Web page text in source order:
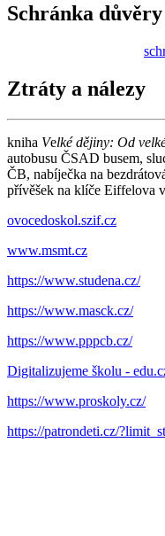
Schránka důvěry
Ztráty a nálezy
kniha Velké dějiny: Od
autobusu ČSAD busem,
ČB, nabíječka na
přívěšek na klíče Eiffelova
ovocedoskol.szif.cz
www.msmt.cz
https://www.studena.cz/
https://www.masck.cz/
https://www.pppcb.cz/
Digitalizujeme školu -
https://www.proskoly.cz/
https://patrondeti.cz/